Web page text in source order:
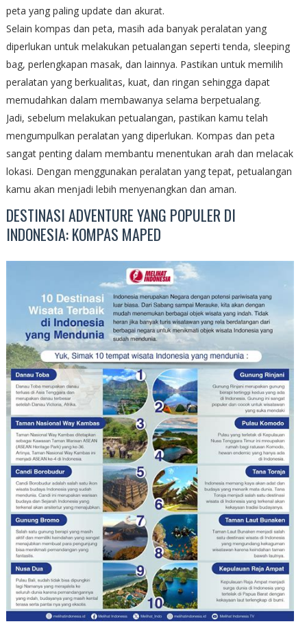
peta yang paling update dan akurat.
Selain kompas dan peta, masih ada banyak peralatan yang
diperlukan untuk melakukan petualangan seperti tenda, sleeping
bag, perlengkapan masak, dan lainnya. Pastikan untuk memilih
peralatan yang berkualitas, kuat, dan ringan sehingga dapat
memudahkan dalam membawanya selama berpetualang.
Jadi, sebelum melakukan petualangan, pastikan kamu telah
mengumpulkan peralatan yang diperlukan. Kompas dan peta
sangat penting dalam membantu menentukan arah dan melacak
lokasi. Dengan menggunakan peralatan yang tepat, petualangan
kamu akan menjadi lebih menyenangkan dan aman.
DESTINASI ADVENTURE YANG POPULER DI
INDONESIA: KOMPAS MAPED